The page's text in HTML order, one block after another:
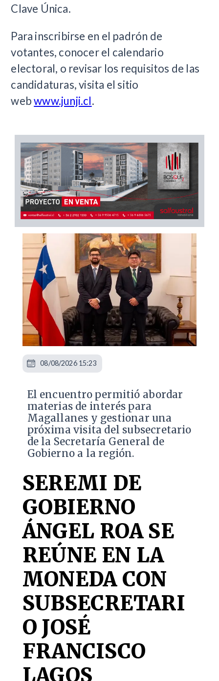
Clave Única.
Para inscribirse en el padrón de
votantes, conocer el calendario
electoral, o revisar los requisitos de las
candidaturas, visita el sitio
webwww.junji.cl.
El encuentro permitió abordar
materias de interés para
Magallanes y gestionar una
próxima visita del subsecretario
de la Secretaría General de
Gobierno a la región.
SEREMI DE
GOBIERNO
ÁNGEL ROA SE
REÚNE EN LA
MONEDA CON
SUBSECRETARI
O JOSÉ
FRANCISCO
LAGOS
08/08/2026 15:23